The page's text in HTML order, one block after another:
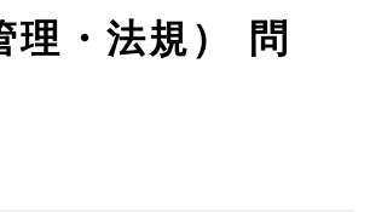
・法規） 問